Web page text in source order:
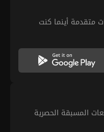
متقدمة أينما كنت
المسبقة الحصرية